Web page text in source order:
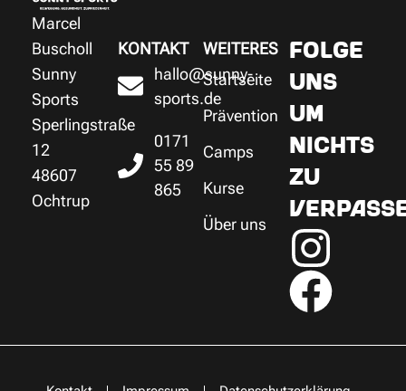
Marcel
Buscholl
Sunny
Sports
Sperlingstraße
12
48607
Ochtrup
KONTAKT
hallo@sunny-
sports.de
0171
55 89
865
WEITERES
Startseite
Prävention
Camps
Kurse
Über uns
FOLGE
UNS
UM
NICHTS
ZU